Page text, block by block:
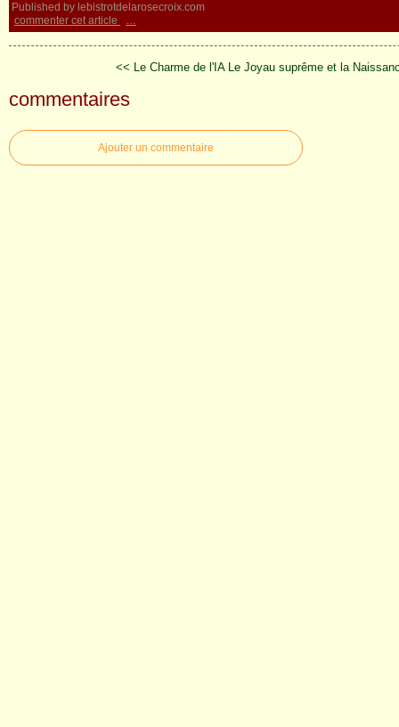
Published by lebistrotdelarosecroix.com
commenter cet article
…
<< Le Charme de l'IA Le Joyau suprême et la
commentaires
Ajouter un commentaire